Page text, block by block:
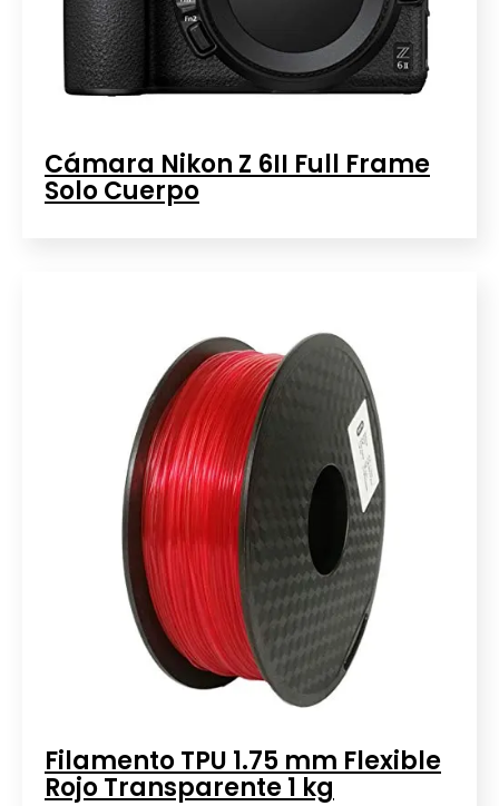
Cámara Nikon Z 6II Full Frame
Solo Cuerpo
Filamento TPU 1.75 mm Flexible
Rojo Transparente 1 kg